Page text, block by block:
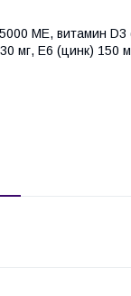
МЕ, витамин
мг, Е6 (цинк) 150